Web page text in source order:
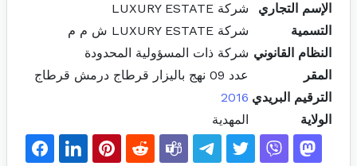
الإسم التجاري
شركة LUXURY ESTATE
التسمية
شركة LUXURY ESTATE ش م م
النظام القانوني شركة ذات المسؤولية المحدودة
المقر
عدد 09 نهج باليزار قرطاج درمش قرطاج
الترقيم البريدي 2016
الولاية
المهدية